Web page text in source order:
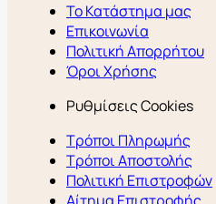
Το Κατάστημα μας
Επικοινωνία
Πολιτική Απορρήτου
Όροι Χρήσης
Ρυθμίσεις Cookies
Τρόποι Πληρωμής
Τρόποι Αποστολής
Πολιτική Επιστροφών